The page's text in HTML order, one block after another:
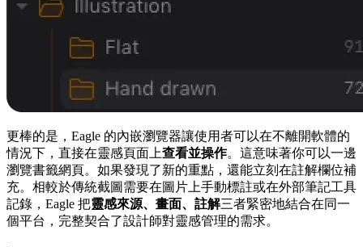
更棒的是，Eagle 的內嵌瀏覽器讓使用者可以在不離開軟體的
情況下，直接在靈感頁面上查看並操作。這意味著你可以一邊
瀏覽書籤網頁。如果發現了新的重點，還能立刻在註解欄位補
充。相較於傳統截圖需要在圖片上手動標註或在外部筆記工具
記錄，Eagle 把靈感來源、畫面、註解三者緊密地結合在同一
個平台，完整契合了設計師對靈感管理的需求。